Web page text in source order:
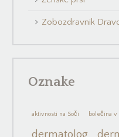
Zobozdravnik
Oznake
aktivnosti na Soči bolečina v
dermatolog